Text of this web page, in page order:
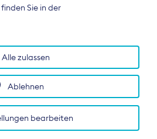
vertritt als
Interessen der
Ebene.
All rights reserved.
Sie in der
bearbeiten
Ablehnen
Alle zulassen